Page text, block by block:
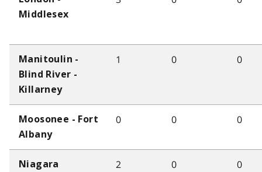
Middlesex
Manitoulin -
Blind River -
Killarney
1 0 0
Moosonee - Fort
Albany
0 0 0
Niagara 2 0 0